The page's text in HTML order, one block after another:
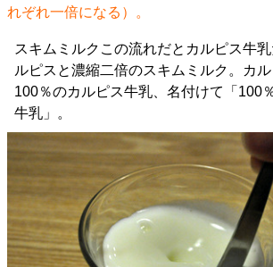
れぞれ一倍になる）。
スキムミルクこの流れだとカルピス牛
ルピスと濃縮二倍のスキムミルク。カ
100％のカルピス牛乳、名付けて「100
牛乳」。